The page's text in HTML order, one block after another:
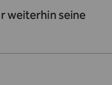
weiterhin seine